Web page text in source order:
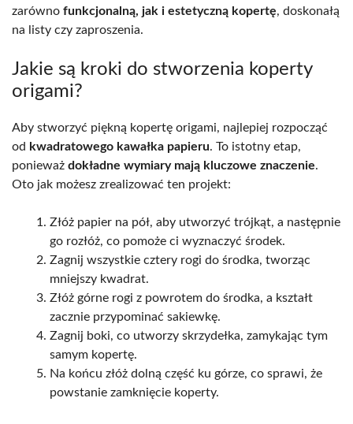
zarówno funkcjonalną, jak i estetyczną kopertę, doskonałą
na listy czy zaproszenia.
Jakie są kroki do stworzenia koperty
origami?
Aby stworzyć piękną kopertę origami, najlepiej rozpocząć
od kwadratowego kawałka papieru. To istotny etap,
ponieważ dokładne wymiary mają kluczowe znaczenie.
Oto jak możesz zrealizować ten projekt:
Złóż papier na pół, aby utworzyć trójkąt, a następnie
go rozłóż, co pomoże ci wyznaczyć środek.
Zagnij wszystkie cztery rogi do środka, tworząc
mniejszy kwadrat.
Złóż górne rogi z powrotem do środka, a kształt
zacznie przypominać sakiewkę.
Zagnij boki, co utworzy skrzydełka, zamykając tym
samym kopertę.
Na końcu złóż dolną część ku górze, co sprawi, że
powstanie zamknięcie koperty.